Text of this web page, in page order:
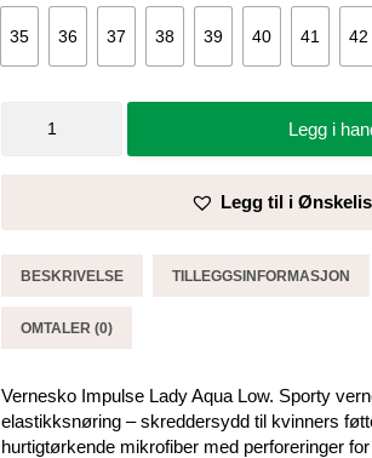
35 36 37 38 39 40 41 42
Impulse
Elten
Legg i
Legg til i
BESKRIVELSE TILLEGGSINFORMASJON
OMTALER (0)
Vernesko Impulse Lady Aqua Low. Sporty
elastikksnøring – skreddersydd til kvinners
hurtigtørkende mikrofiber med perforeringer